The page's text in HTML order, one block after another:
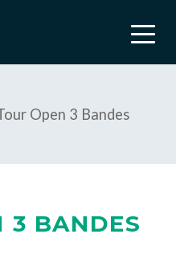
Open 3 Bandes
3 BANDES